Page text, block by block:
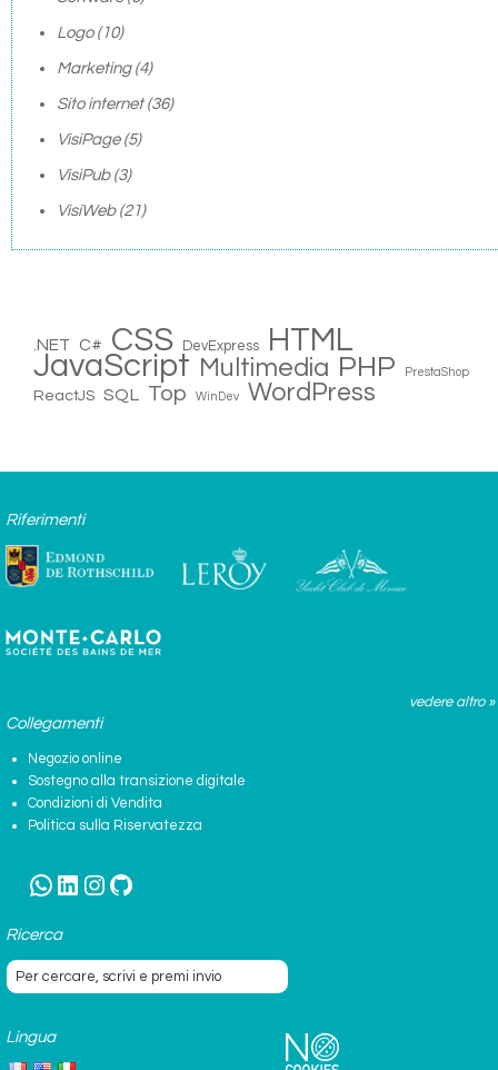
Logo(10)
Marketing(4)
Sito internet(36)
VisiPage(5)
VisiPub(3)
VisiWeb(21)
.NET C# CSS DevExpress HTML
JavaScript Multimedia PHP PrestaShop
ReactJS SQL Top WinDev WordPress
Riferimenti
vedere altro »
Collegamenti
Negozio online
Sostegno alla transizione digitale
Condizioni di Vendita
Politica sulla Riservatezza
WhatsApp
LinkedIn
Instagram
GitHub
Ricerca
Lingua